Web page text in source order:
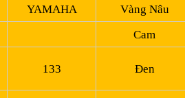
YAMAHA
Vàng Nâu
Cam
133 Đen